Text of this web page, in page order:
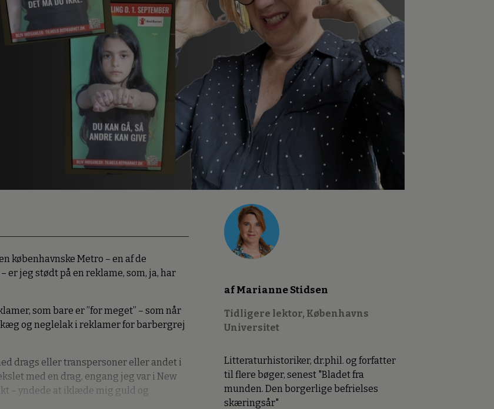
københavnske Metro – en af de
jeg stødt på en reklame, som, ja, har
som bare er ”for meget” – som når
og neglelak i reklamer for barbergrej
drags eller transpersoner eller andet i
med en drag, engang jeg var i New
– yndede at iklæde mig guld og
af Marianne Stidsen
Tidligere lektor, Københavns
Universitet
Litteraturhistoriker, dr.phil. og forfatter
til flere bøger, senest "Bladet fra
munden. Den borgerlige befrielses
skæringsår"